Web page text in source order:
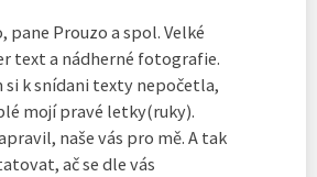
pane Prouzo a spol. Velké
text a nádherné fotografie.
si k snídani texty nepočetla,
mojí pravé letky(ruky).
naše vás pro mě. A tak
ač se dle vás